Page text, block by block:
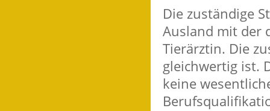
Die zuständige
Ausland mit der
Tierärztin. Die
gleichwertig ist.
keine